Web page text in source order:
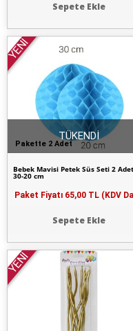
Sepete Ekle
Pakette 2 Adet
YENİ
Bebek Mavisi Petek Süs Seti 2 Adet
30-20 cm
Paket Fiyatı 65,00 TL (KDV
Sepete Ekle
TÜKENDİ
YENİ